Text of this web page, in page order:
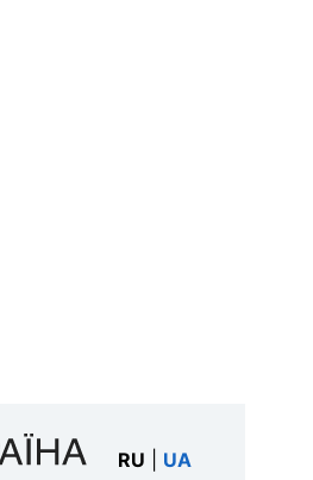
RU UA